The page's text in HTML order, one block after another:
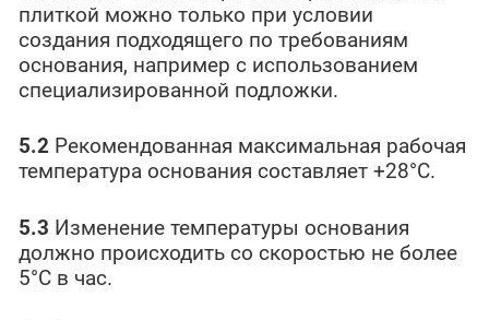
плиткой можно только при условии
создания подходящего по требованиям
основания, например с использованием
специализированной подложки.
5.2 Рекомендованная максимальная рабочая
температура основания составляет +28°С.
5.3 Изменение температуры основания
должно происходить со скоростью не более
5°С в час.